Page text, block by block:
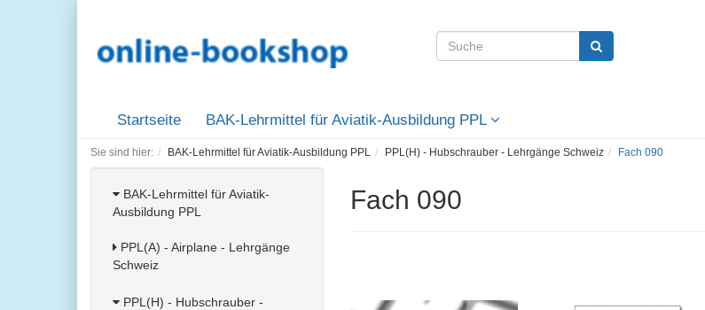
Startseite BAK-Lehrmittel für Aviatik-Ausbildung PPL
Sie sind hier: BAK-Lehrmittel für Aviatik-Ausbildung PPL PPL(H) - Hubschrauber - Lehrgänge Schweiz Fach 090
BAK-Lehrmittel für Aviatik-
Ausbildung PPL
PPL(A) - Airplane - Lehrgänge
Schweiz
PPL(H) - Hubschrauber -
Fach 090